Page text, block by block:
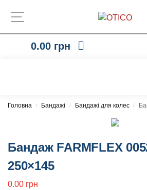
0.00 грн
Головна / Бандажі / Бандажі для колес /
Бандаж FARMFLEX
250×145
0.00 грн